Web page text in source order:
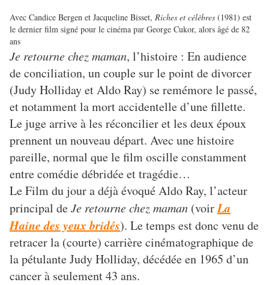
Avec Candice Bergen et Jacqueline Bisset, Riches et célèbres (1981) est
le dernier film signé pour le cinéma par George Cukor, alors âgé de 82
ans
Je retourne chez maman, l’histoire : En audience
de conciliation, un couple sur le point de divorcer
(Judy Holliday et Aldo Ray) se remémore le passé,
et notamment la mort accidentelle d’une fillette.
Le juge arrive à les réconcilier et les deux époux
prennent un nouveau départ. Avec une histoire
pareille, normal que le film oscille constamment
entre comédie débridée et tragédie…
Le Film du jour a déjà évoqué Aldo Ray, l’acteur
principal deJe retourne chez maman (voirLa
Haine des yeux bridés). Le temps est donc venu de
retracer la (courte) carrière cinématographique de
la pétulante Judy Holliday, décédée en 1965 d’un
cancer à seulement 43 ans.